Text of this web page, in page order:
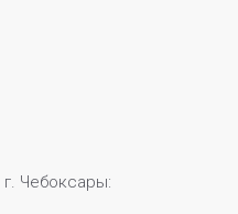
г. Чебоксары: